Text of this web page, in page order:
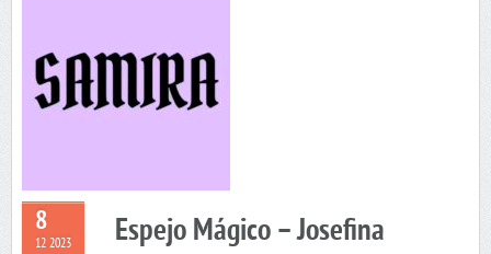
8
12 2023 Espejo Mágico – Josefina